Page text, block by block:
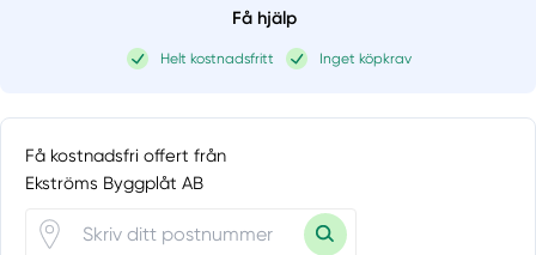
Få hjälp
Helt kostnadsfritt Inget köpkrav
Få kostnadsfri offert från
Ekströms Byggplåt AB